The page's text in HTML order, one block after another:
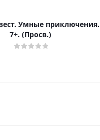
Умные приключения.
7+. (Просв.)